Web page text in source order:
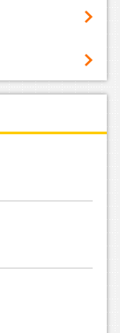
、募集再開直
再び定員に達
いた方には心
方は個別に対
。
ゃ気合の入っ
さい。なお
お疲れ様です
ましてオープ
月～7月中に